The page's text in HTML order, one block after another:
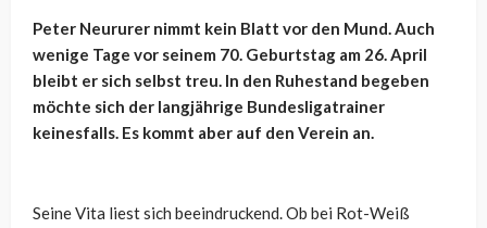
Peter Neururer nimmt kein Blatt vor den Mund. Auch
wenige Tage vor seinem 70. Geburtstag am 26. April
bleibt er sich selbst treu. In den Ruhestand begeben
möchte sich der langjährige Bundesligatrainer
keinesfalls. Es kommt aber auf den Verein an.
Seine Vita liest sich beeindruckend. Ob bei Rot-Weiß